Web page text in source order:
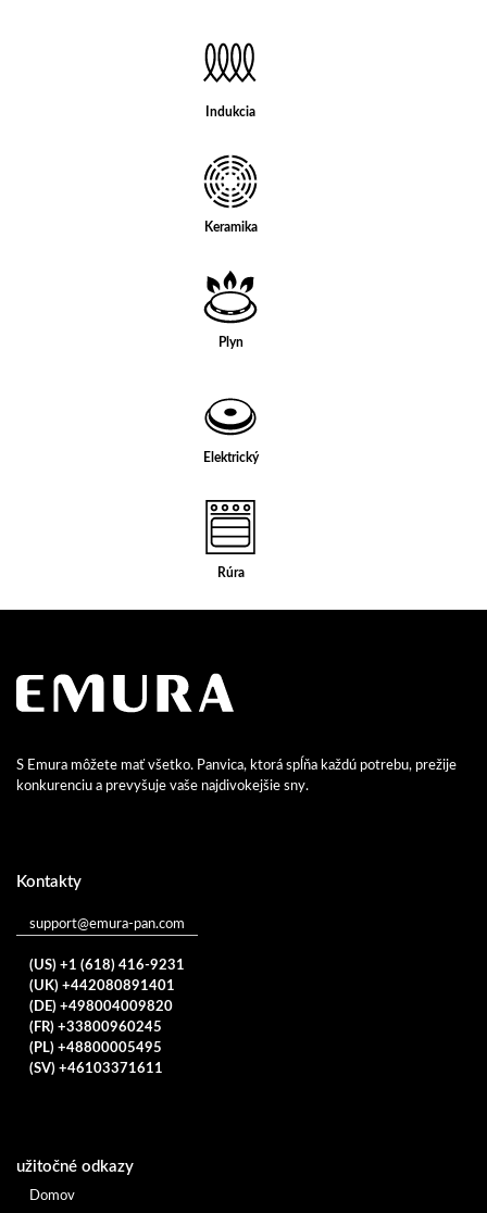
Indukcia
Keramika
Plyn
Elektrický
Rúra
S Emura môžete mať všetko. Panvica, ktorá spĺňa každú potrebu, prežije
konkurenciu a prevyšuje vaše najdivokejšie sny.
Kontakty
support@emura-pan.com
(US) +1 (618) 416-9231
(UK) +442080891401
(DE) +498004009820
(FR) +33800960245
(PL) +48800005495
(SV) +46103371611
užitočné odkazy
Domov